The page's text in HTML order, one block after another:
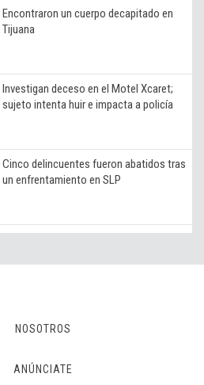
Encontraron un cuerpo decapitado en
Tijuana
Investigan deceso en el Motel Xcaret;
sujeto intenta huir e impacta a policía
Cinco delincuentes fueron abatidos tras
un enfrentamiento en SLP
NOSOTROS
ANÚNCIATE